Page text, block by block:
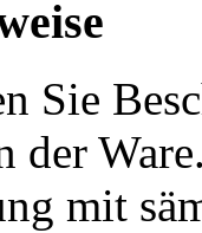
Sie
der
mit